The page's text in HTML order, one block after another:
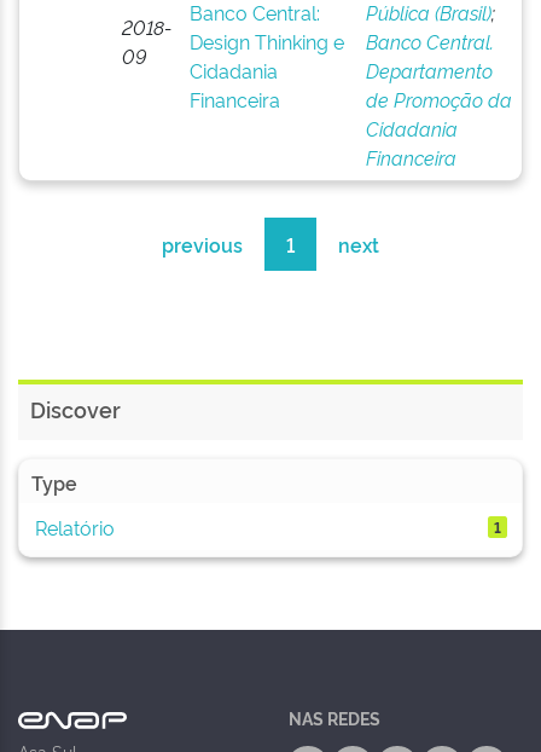
2018-
09
Banco Central:
Design Thinking e
Cidadania
Financeira
Pública (Brasil);
Banco Central.
Departamento
de Promoção da
Cidadania
Financeira
previous 1 next
Discover
Type
Relatório
1
NAS REDES